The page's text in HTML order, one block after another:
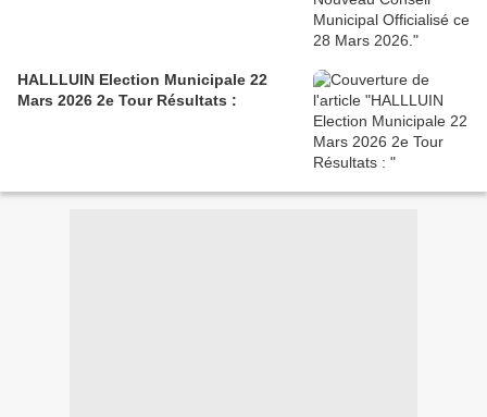
HALLLUIN Election Municipale 22
Mars 2026 2e Tour Résultats :